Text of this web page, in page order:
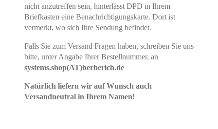
nicht anzutreffen sein, hinterlässt DPD in Ihrem
Briefkasten eine Benachrichtigungskarte. Dort ist
vermerkt, wo sich Ihre Sendung befindet.
Falls Sie zum Versand Fragen haben, schreiben Sie uns
bitte, unter Angabe Ihrer Bestellnummer, an
systems.shop(AT)berberich.de
Natürlich liefern wir auf Wunsch auch
Versandneutral in Ihrem Namen!